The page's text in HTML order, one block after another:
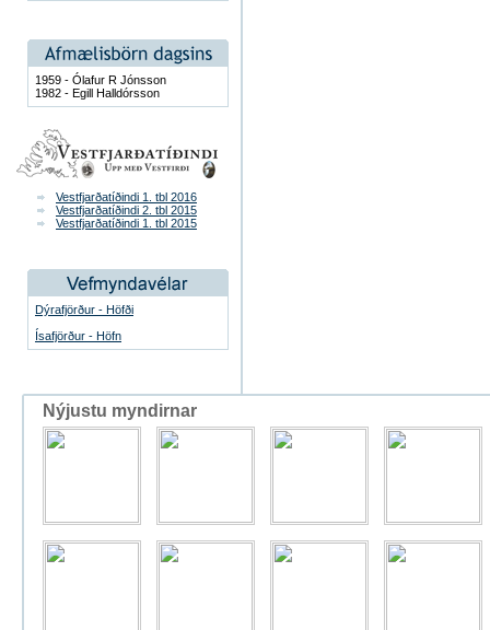
1959 - Ólafur R Jónsson
1982 - Egill Halldórsson
Vestfjarðatíðindi 1. tbl 2016
Vestfjarðatíðindi 2. tbl 2015
Vestfjarðatíðindi 1. tbl 2015
Dýrafjörður - Höfði
Ísafjörður - Höfn
Nýjustu myndirnar